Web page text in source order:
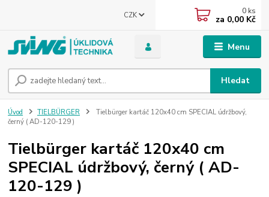
Menu
CZK
Hledat
0 ks
za 0,00 Kč
Úvod TIELBÜRGER
Tielbürger kartáč 120x40 cm SPECIAL údržbový,
černý ( AD-120-129 )
Tielbürger kartáč 120x40 cm
SPECIAL údržbový, černý ( AD-
120-129 )